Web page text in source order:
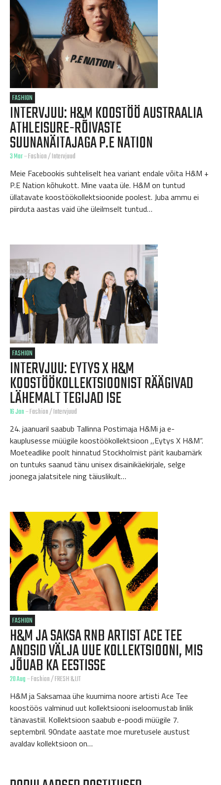
FASHION
INTERVJUU: H&M KOOSTÖÖ AUSTRAALIA
ATHLEISURE-RÕIVASTE
SUUNANÄITAJAGA P.E NATION
3 Mar–Fashion/Intervjuud
Meie Facebookis suhteliselt hea variant endale võita H&M +
P.E Nation kõhukott. Mine vaata üle. H&M on tuntud
üllatavate koostöökollektsioonide poolest. Juba ammu ei
piirduta aastas vaid ühe üleilmselt tuntud…
FASHION
INTERVJUU: EYTYS X H&M
KOOSTÖÖKOLLEKTSIOONIST RÄÄGIVAD
LÄHEMALT TEGIJAD ISE
16 Jan–Fashion/Intervjuud
24. jaanuaril saabub Tallinna Postimaja H&Mi ja e-
kauplusesse müügile koostöökollektsioon ,,Eytys X H&M“.
Moeteadlike poolt hinnatud Stockholmist pärit kaubamärk
on tuntuks saanud tänu unisex disainikäekirjale, selge
joonega jalatsitele ning täiuslikult…
FASHION
H&M JA SAKSA RNB ARTIST ACE TEE
ANDSID VÄLJA UUE KOLLEKTSIOONI, MIS
JÕUAB KA EESTISSE
20 Aug–Fashion/FRESH & LIT
H&M ja Saksamaa ühe kuumima noore artisti Ace Tee
koostöös valminud uut kollektsiooni iseloomustab linlik
tänavastiil. Kollektsioon saabub e-poodi müügile 7.
septembril. 90ndate aastate moe muretusele austust
avaldav kollektsioon on…